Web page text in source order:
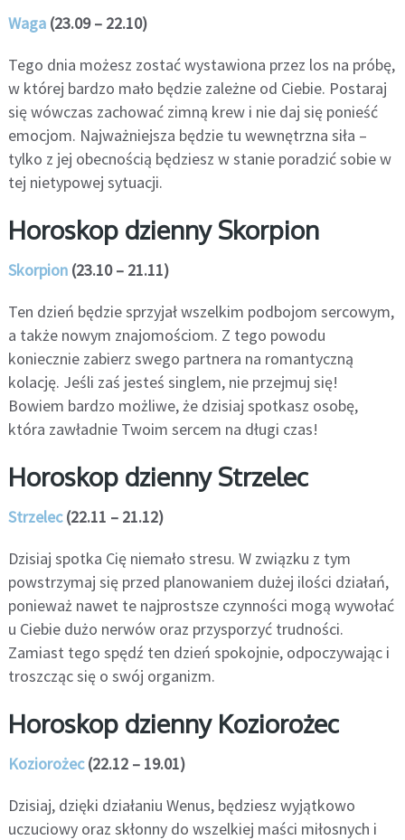
Waga(23.09 – 22.10)
Tego dnia możesz zostać wystawiona przez los na próbę,
w której bardzo mało będzie zależne od Ciebie. Postaraj
się wówczas zachować zimną krew i nie daj się ponieść
emocjom. Najważniejsza będzie tu wewnętrzna siła –
tylko z jej obecnością będziesz w stanie poradzić sobie w
tej nietypowej sytuacji.
Horoskop dzienny Skorpion
Skorpion(23.10 – 21.11)
Ten dzień będzie sprzyjał wszelkim podbojom sercowym,
a także nowym znajomościom. Z tego powodu
koniecznie zabierz swego partnera na romantyczną
kolację. Jeśli zaś jesteś singlem, nie przejmuj się!
Bowiem bardzo możliwe, że dzisiaj spotkasz osobę,
która zawładnie Twoim sercem na długi czas!
Horoskop dzienny Strzelec
Strzelec(22.11 – 21.12)
Dzisiaj spotka Cię niemało stresu. W związku z tym
powstrzymaj się przed planowaniem dużej ilości działań,
ponieważ nawet te najprostsze czynności mogą wywołać
u Ciebie dużo nerwów oraz przysporzyć trudności.
Zamiast tego spędź ten dzień spokojnie, odpoczywając i
troszcząc się o swój organizm.
Horoskop dzienny Koziorożec
Koziorożec(22.12 – 19.01)
Dzisiaj, dzięki działaniu Wenus, będziesz wyjątkowo
uczuciowy oraz skłonny do wszelkiej maści miłosnych i